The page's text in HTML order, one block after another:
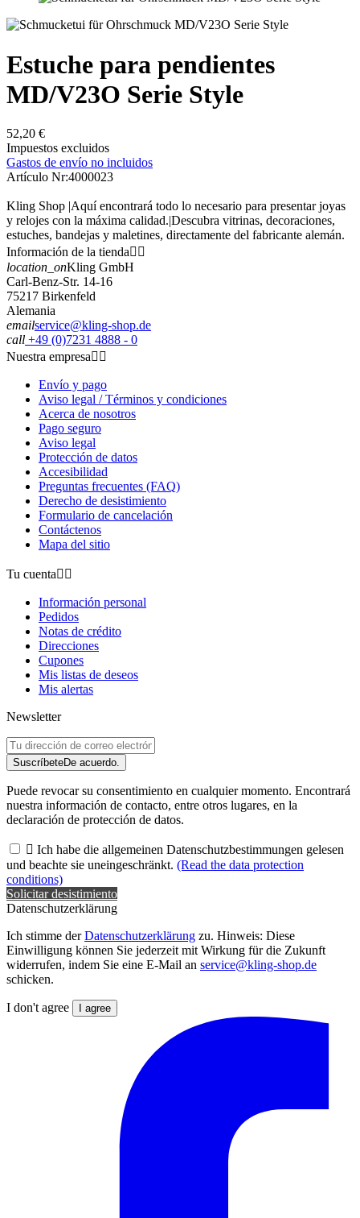
Estuche para pendientes
MD/V23O Serie Style
52,20 €
Impuestos excluidos
Gastos de envío no incluidos
Artículo Nr:4000023
Kling Shop |Aquí encontrará todo lo necesario para presentar joyas
y relojes con la máxima calidad.|Descubra vitrinas, decoraciones,
estuches, bandejas y maletines, directamente del fabricante alemán.
Información de la tienda 
location_onKling GmbH
Carl-Benz-Str. 14-16
75217 Birkenfeld
Alemania
emailservice@kling-shop.de
call +49 (0)7231 4888 - 0
Nuestra empresa 
Envío y pago
Aviso legal / Términos y condiciones
Acerca de nosotros
Pago seguro
Aviso legal
Protección de datos
Accesibilidad
Preguntas frecuentes (FAQ)
Derecho de desistimiento
Formulario de cancelación
Contáctenos
Mapa del sitio
Tu cuenta 
Información personal
Pedidos
Notas de crédito
Direcciones
Cupones
Mis listas de deseos
Mis alertas
Newsletter
SuscríbeteDe acuerdo.
Puede revocar su consentimiento en cualquier momento. Encontrará
nuestra información de contacto, entre otros lugares, en la
declaración de protección de datos.
 Ich habe die allgemeinen Datenschutzbestimmungen gelesen
und beachte sie uneingeschränkt. (Read the data protection
conditions)
Solicitar desistimiento
Datenschutzerklärung
Ich stimme derDatenschutzerklärung zu. Hinweis: Diese
Einwilligung können Sie jederzeit mit Wirkung für die Zukunft
widerrufen, indem Sie eine E-Mail an service@kling-shop.de
schicken.
I don't agree I agree